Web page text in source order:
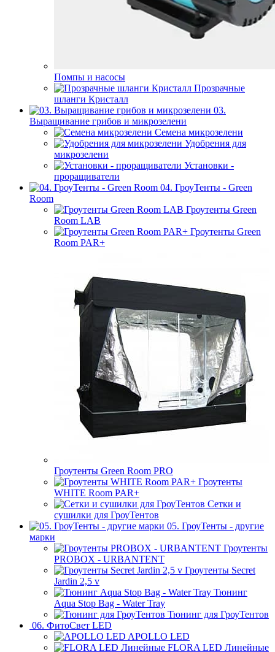
Помпы и насосы
Прозрачные
шланги Кристалл
03.
Выращивание грибов и микрозелени
Семена микрозелени
Удобрения для
микрозелени
Установки -
проращиватели
04. ГроуТенты - Green
Room
Гроутенты Green
Room LAB
Гроутенты Green
Room PAR+
Гроутенты Green Room PRO
Гроутенты
WHITE Room PAR+
Сетки и
сушилки для ГроуТентов
05. ГроуТенты - другие
марки
Гроутенты
PROBOX - URBANTENT
Гроутенты Secret
Jardin 2,5 v
Тюнинг
Aqua Stop Bag - Water Tray
Тюнинг для ГроуТентов
06. ФитоСвет LED
APOLLO LED
FLORA LED Линейные